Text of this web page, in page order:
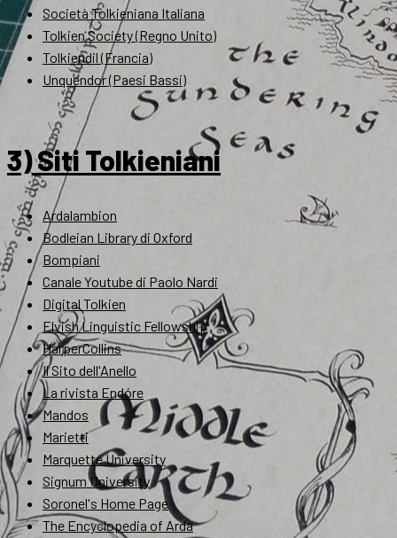
Società Tolkieniana Italiana
Tolkien Society (Regno Unito)
Tolkiendil (Francia)
Unquendor (Paesi Bassi)
3) Siti Tolkieniani
Ardalambion
Bodleian Library di Oxford
Bompiani
Canale Youtube di Paolo Nardi
Digital Tolkien
Elvish Linguistic Fellowship
HarperCollins
Il Sito dell'Anello
La rivista Endóre
Mandos
Marietti
Marquette University
Signum University
Soronel's Home Page
The Encyclopedia of Arda